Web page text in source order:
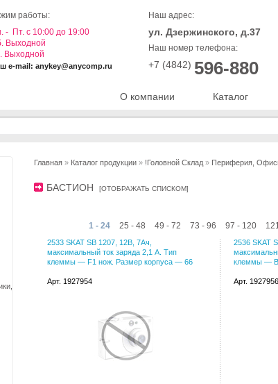
О компании Каталог
работы:
- Пт. с 10:00 до 19:00
Выходной
Выходной
e-mail: anykey@anycomp.ru
Наш адрес:
ул. Дзержинского, д.37
Наш номер телефона:
+7 (4842) 596-880
Главная » Каталог продукции » !Головной Склад » Периферия,
БАСТИОН [ОТОБРАЖАТЬ СПИСКОМ]
1 - 24 25 - 48 49 - 72 73 - 96 97 - 120
2533 SKAT SB 1207, 12В, 7Ач,
максимальный ток заряда 2,1 А. Тип
клеммы — F1 нож. Размер корпуса — 66
Арт. 1927954
2536 SKAT
клеммы —
Арт. 1927956